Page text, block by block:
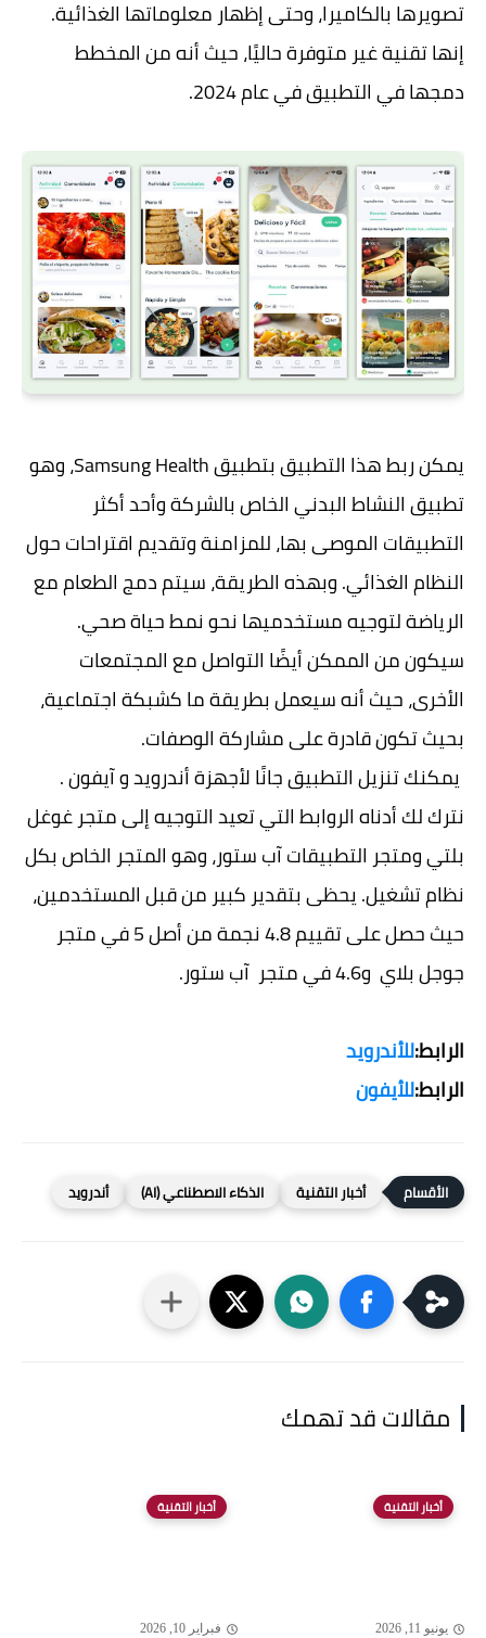
تصويرها بالكاميرا، وحتى إظهار معلوماتها الغذائية.
إنها تقنية غير متوفرة حاليًا، حيث أنه من المخطط
دمجها في التطبيق في عام 2024.
يمكن ربط هذا التطبيق بتطبيق Samsung Health، وهو
تطبيق النشاط البدني الخاص بالشركة وأحد أكثر
التطبيقات الموصى بها، للمزامنة وتقديم اقتراحات حول
النظام الغذائي. وبهذه الطريقة، سيتم دمج الطعام مع
الرياضة لتوجيه مستخدميها نحو نمط حياة صحي.
سيكون من الممكن أيضًا التواصل مع المجتمعات
الأخرى، حيث أنه سيعمل بطريقة ما كشبكة اجتماعية،
بحيث تكون قادرة على مشاركة الوصفات.
يمكنك تنزيل التطبيق جانًا لأجهزة أندرويد و آيفون .
نترك لك أدناه الروابط التي تعيد التوجيه إلى متجر غوغل
بلتي ومتجر التطبيقات آب ستور، وهو المتجر الخاص بكل
نظام تشغيل. يحظى بتقدير كبير من قبل المستخدمين،
حيث حصل على تقييم 4.8 نجمة من أصل 5 في متجر
جوجل بلاي و4.6 في متجر آب ستور.
الرابط:للأندرويد
الرابط:للأيفون
أخبار التقنية الذكاء الاصطناعي (AI) أندرويد
مقالات قد تهمك
أخبار التقنية
يونيو 11, 2026
أخبار التقنية
فبراير 10, 2026